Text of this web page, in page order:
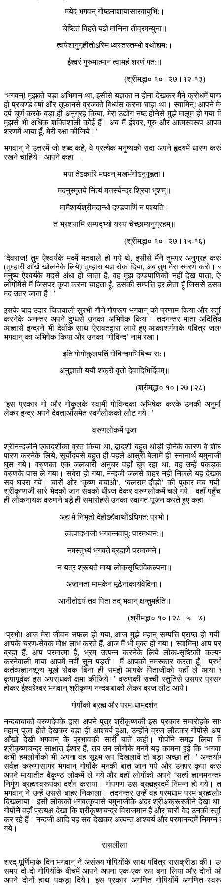
मयेदं भगवन् गोष्ठनाशायासारवायुभि:।
चेष्टितं विहते यज्ञे मानिना तीव्रमन्युना॥
त्वयेशानुगृहीतोऽस्मि ध्वस्तस्तम्भो वृथोद्यम:।
ईश्वरं गुरुमात्मानं त्वामहं शरणं गत:॥
(श्रीमद्भा० १०।२७।१२-१३)
‘भगवन्! मुझको बड़ा अभिमान था, इसीसे यज्ञका न होना देखकर मैंने क्रोधमें
हो प्रचण्ड वर्षा और तूफानसे व्रजको विध्वंस करना चाहा था। स्वामिन्! आपने
दर्प चूर्ण करके बड़ा ही अनुग्रह किया, मेरा उद्योग नष्ट होनेसे मुझे मालूम हो गया
मुझसे भी अधिक शक्तिशाली कोई हैं। अब मैं ईश्वर, गुरु और आत्मस्वरूप
शरणमें आया हूँ, मेरी रक्षा कीजिये।’
भगवान् ने उत्तरमें जो शब्द कहे, वे प्रत्येक मनुष्यको सदा अपने हृदयमें धारण
रखने चाहिये। आपने कहा—
मया तेऽकारि मघवन् मखभंगोऽनुगृह्णता।
मदनुस्मृतये नित्यं मत्तस्येन्द्र श्रिया भृशम्॥
मामैश्वर्यश्रीमदान्धो दण्डपाणिं न पश्यति।
तं भ्रंशयामि सम्पद्‍भ्यो यस्य चेच्छाम्यनुग्रहम्॥
(श्रीमद्भा० १०।२७।१५-१६)
‘देवराज! तुम ऐश्वर्यके मदमें मतवाले हो गये थे, इसीसे मैंने तुमपर अनुग्रह
(तुम्हारी आँखें खोलनेके लिये) तुम्हारा यज्ञ रोक दिया, अब तुम मेरा स्मरण करो।
मनुष्य ऐश्वर्यके मदसे अंधा हो जाता है, वह मुझ दण्डपाणिको नहीं देख पाता,
लोगोंमेंसे मैं जिसपर कृपा करना चाहता हूँ, उसकी सम्पत्ति हर लेता हूँ जिससे
मद उतर जाता है।’
इसके बाद उदार चित्तवाली सुरभी गौने गोपरूप भगवान् को प्रणाम किया और
करनेके अनन्तर अपने दुग्धसे उनका अभिषेक किया। तदनन्तर माता
आज्ञासे इन्द्रने भी देवोंके साथ ऐरावतद्वारा लाये हुए आकाशगंगाके पवित्र
भगवान् का अभिषेक किया और उनका ‘गोविन्द’ नाम रखा।
इति गोगोकुलपतिं गोविन्दमभिषिच्य स:।
अनुज्ञातो ययौ शक्रो वृतो देवादिभिर्दिवम्॥
(श्रीमद्भा० १०।२७।२८)
‘इस प्रकार गो और गोकुलके स्वामी गोविन्दका अभिषेक करके उनकी
लेकर इन्द्र अपने देवताओंसमेत स्वर्गलोकको लौट गये।’
वरुणलोकमें पूजा
श्रीनन्दजीने एकादशीका व्रत किया था, द्वादशी बहुत थोड़ी होनेके कारण वे
पारण करनेके लिये, सूर्योदयसे बहुत ही पहले आसुरी बेलामें ही स्नानार्थ
घुस गये। वरुणका एक जलचारी अनुचर वहाँ घूम रहा था, वह उन्हें
वरुणके पास ले गया। सबेरा हो गया, नन्दजी जलसे बाहर नहीं निकले यह
सब घबरा गये। चारों ओर ‘कृष्ण बचाओ’, ‘बलराम दौड़ो’ की पुकार मच
श्रीकृष्णजी सारे भेदको जान सबको धीरज देकर वरुणलोकमें चले गये। वहाँ
ही लोकनायक वरुणने बड़े ही समारोहसे उनका स्वागत-पूजन करते हुए कहा—
अद्य मे निभृतो देहोऽद्यैवार्थोऽधिगत: प्रभो।
त्वत्पादभाजो भगवन्नवापु: पारमध्वन:॥
नमस्तुभ्यं भगवते ब्रह्मणे परमात्मने।
न यत्र श्रूयते माया लोकसृष्टिविकल्पना॥
अजानता मामकेन मूढेनाकार्यवेदिना।
आनीतोऽयं तव पिता तद् भवान् क्षन्तुमर्हति॥
(श्रीमद्भा० १०।२८।५—७)
‘प्रभो! आज मेरा जीवन सफल हो गया, आज मुझे महान् सम्पत्ति प्राप्त हो
आपके चरण-सेवक मोक्ष लाभ करते हैं, आज मैं भी मुक्त हो गया। स्वामिन्! आप
ब्रह्म हैं, आप परमात्मा हैं, भ्रम उत्पन्न करनेके लिये लोक-सृष्टिकी
करनेवाली माया आपमें नहीं सुन पड़ती। मैं आपको नमस्कार करता हूँ।
कर्तव्यज्ञानशून्य मूर्ख सेवक बिना ही समझे आपके पिताजीको यहाँ ले आया
कृपापूर्वक इस अपराधको क्षमा कीजिये।’ वरुणकी सच्ची स्तुतिसे उसपर
होकर ईश्वरेश्वर भगवान् श्रीकृष्ण नन्दबाबाको लेकर व्रज लौट आये।
गोपोंको ब्रह्म और परम-धामदर्शन
नन्दबाबाको वरुणदेवके द्वारा अपने पुत्र श्रीकृष्णकी इस प्रकार समारोहके
महान् पूजा होते देखकर बड़ा ही आश्चर्य हुआ, उन्होंने व्रज लौटकर गोपोंसे
आँखों देखी भगवान् के प्रभावकी सारी बातें कहीं। गोपोंने समझ लिया
श्रीकृष्णचन्द्र साक्षात् ईश्वर हैं, तब उन लोगोंके मनमें यह कामना हुई कि
कभी हमलोगोंको भी अपना वह सूक्ष्म रूप दिखलावें तो बड़ा अच्छा हो।’
सर्वज्ञ करुणासागर भगवान् गोपोंके मनकी बात जान गये और उनपर कृपा
अपने मायातीत वैकुण्ठ लोकमें ले गये और वहाँ लोगोंको अपने ‘सत्यं
निर्गुण ब्रह्मस्वरूपका दर्शन कराया। गोपगण उस ब्रह्मह्रदमें निमग्न हो गये।
भगवान् ने उन्हें उससे बाहर निकाला। तदनन्तर उन्हें वह परमधाम परम
दिखलाया। इसी लोकको भगवत्कृपासे यमुनाजीके अंदर श्रीअक्रूरजीने देखा
गोपोंने वहाँ प्रत्यक्ष देखा कि श्रीकृष्णचन्द्र विराजमान हैं और चारों वेद उनकी
कर रहे हैं। नन्दजी आदि यह सब देखकर अत्यन्त आश्चर्य और परमानन्दमें निमग्न
गये।
रासलीला
शरद्-पूर्णिमाके दिन भगवान् ने असंख्य गोपियोंके साथ पवित्र रासक्रीडा की।
समय दो-दो गोपियोंके बीचमें आपने अपना एक-एक रूप बना लिया और दोनों
अपने दोनों हाथ पकड़ा दिये। इस प्रकार अगणित गोपियोंमें अगणित